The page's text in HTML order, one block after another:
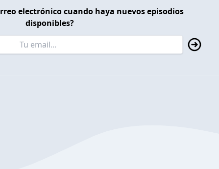
electrónico cuando haya nuevos episodios
disponibles?